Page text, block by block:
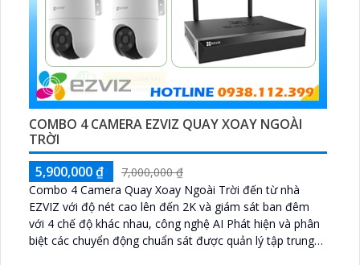
COMBO 4 CAMERA EZVIZ QUAY XOAY NGOÀI
TRỜI
5,900,000 ₫
7,000,000 ₫
Combo 4 Camera Quay Xoay Ngoài Trời đến từ nhà
EZVIZ với độ nét cao lên đến 2K và giám sát ban đêm
với 4 chế độ khác nhau, công nghệ AI Phát hiện và phân
biệt các chuyển động chuẩn sát được quản lý tập trung